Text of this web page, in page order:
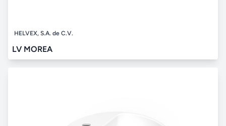
HELVEX, S.A. de C.V.
LV MOREA